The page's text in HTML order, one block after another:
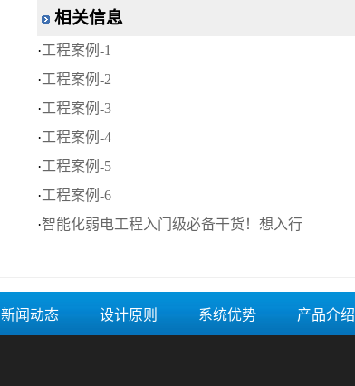
相关信息
·工程案例-1
·工程案例-2
·工程案例-3
·工程案例-4
·工程案例-5
·工程案例-6
·智能化弱电工程入门级必备干货！想入行
新闻动态 设计原则 系统优势 产品介绍